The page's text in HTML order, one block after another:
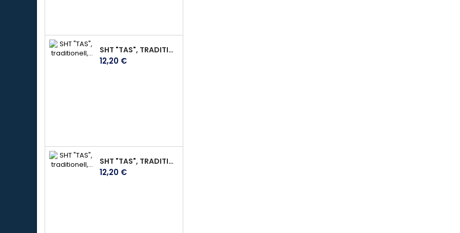
SHT "TAS", TRADITIONELL, AUS DUNKELBRAUNEM WEICHEM LEDER, MIT KLETTVERSCHLUSS, GR. L
Preis
12,20 €
SHT "TAS", TRADITIONELL, AUS DUNKELBRAUNEM WEICHEM LEDER, MIT KLETTVERSCHLUSS, GR. S
Preis
12,20 €